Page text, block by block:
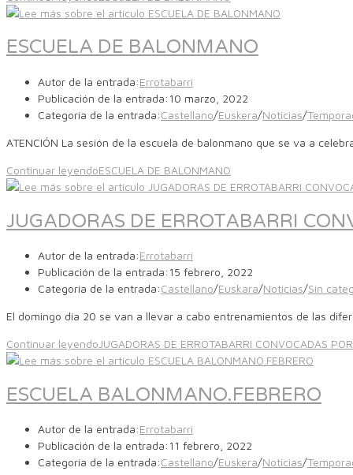
ESCUELA DE BALONMANO
Autor de la entrada:Errotabarri
Publicación de la entrada: 10 marzo, 2022
Categoría de la entrada:Castellano/Euskera/Noticias/
ATENCIÓN La sesión de la escuela de balonmano que se va a
Continuar leyendoESCUELA DE BALONMANO
JUGADORAS DE ERROTABARRI
Autor de la entrada:Errotabarri
Publicación de la entrada: 15 febrero, 2022
Categoría de la entrada:Castellano/Euskara/Noticias/Sin
El domingo día 20 se van a llevar a cabo entrenamientos de las
Continuar leyendo JUGADORAS DE ERROTABARRI CONVOCADAS
ESCUELA BALONMANO.FEBRERO
Autor de la entrada:Errotabarri
Publicación de la entrada: 11 febrero, 2022
Categoría de la entrada:Castellano/Euskera/Noticias/